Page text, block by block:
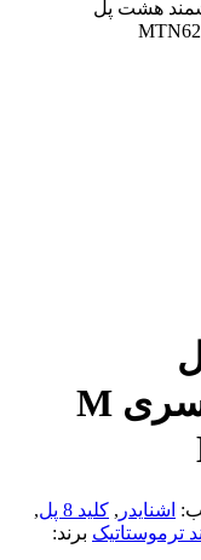
هشت پل
ترموستاتیک اشنایدر سری M
اشنایدر , کلید 8 پل
,
ترموستاتیک برند: